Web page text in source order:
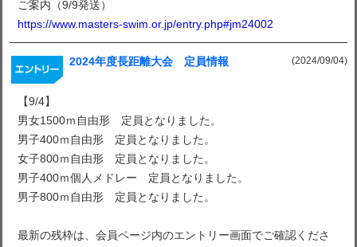
ご案内（9/9発送）
https://www.masters-swim.or.jp/entry.php#jm24002
(2024/09/04)
2024年度長距離大会 定員情報
【9/4】
男女1500ｍ自由形 定員となりました。
男子400ｍ自由形 定員となりました。
女子800ｍ自由形 定員となりました。
男子400ｍ個人メドレー 定員となりました。
男子800ｍ自由形 定員となりました。
最新の残枠は、会員ページ内のエントリー画面でご確認くださ